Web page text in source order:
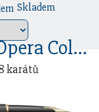
Skladem
Waterman Carene Opera Collection Black GT
karátů